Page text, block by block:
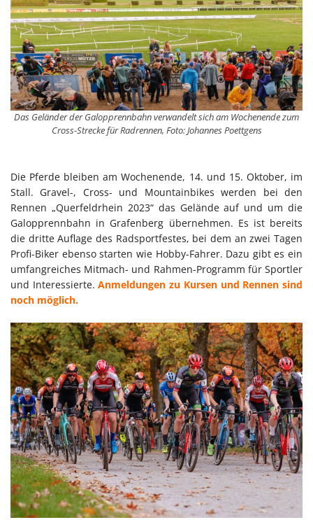
Das Geländer der Galopprennbahn verwandelt sich am Wochenende zum
Cross-Strecke für Radrennen, Foto: Johannes Poettgens
Die Pferde bleiben am Wochenende, 14. und 15. Oktober, im
Stall. Gravel-, Cross- und Mountainbikes werden bei den
Rennen „Querfeldrhein 2023“ das Gelände auf und um die
Galopprennbahn in Grafenberg übernehmen. Es ist bereits
die dritte Auflage des Radsportfestes, bei dem an zwei Tagen
Profi-Biker ebenso starten wie Hobby-Fahrer. Dazu gibt es ein
umfangreiches Mitmach- und Rahmen-Programm für Sportler
und Interessierte. Anmeldungen zu Kursen und Rennen sind
noch möglich.